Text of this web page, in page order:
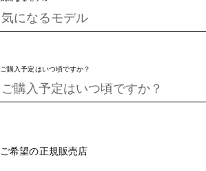
ご購入予定はいつ頃ですか？
ご希望の正規販売店